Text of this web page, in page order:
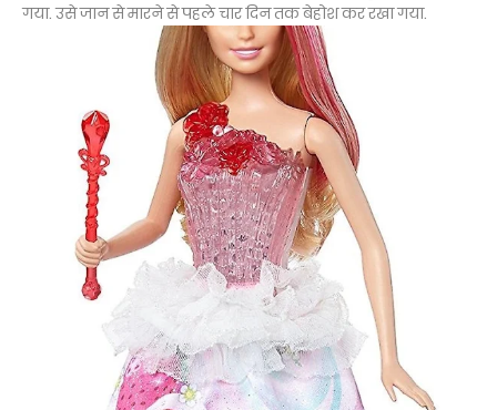
गया. उसे जान से मारने से पहले चार दिन तक बेहोश कर रखा गया.